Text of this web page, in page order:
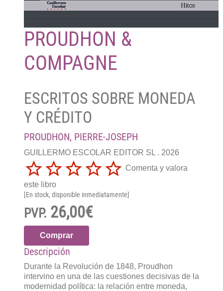
PROUDHON &
COMPAGNE
ESCRITOS SOBRE MONEDA
Y CRÉDITO
PROUDHON, PIERRE-JOSEPH
GUILLERMO ESCOLAR EDITOR SL . 2026
Comenta y valora
este libro
[En stock, disponible inmediatamente]
PVP. 26,00€
Comprar
Descripción
Durante la Revolución de 1848, Proudhon
intervino en una de las cuestiones decisivas de la
modernidad política: la relación entre moneda,